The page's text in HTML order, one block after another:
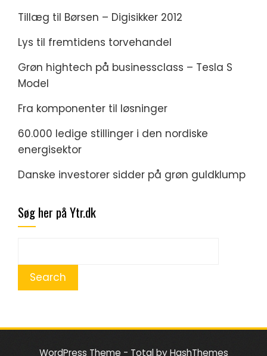
Tillæg til Børsen – Digisikker 2012
Lys til fremtidens torvehandel
Grøn hightech på businessclass – Tesla S
Model
Fra komponenter til løsninger
60.000 ledige stillinger i den nordiske
energisektor
Danske investorer sidder på grøn guldklump
Søg her på Ytr.dk
WordPress Theme - Totalby HashThemes